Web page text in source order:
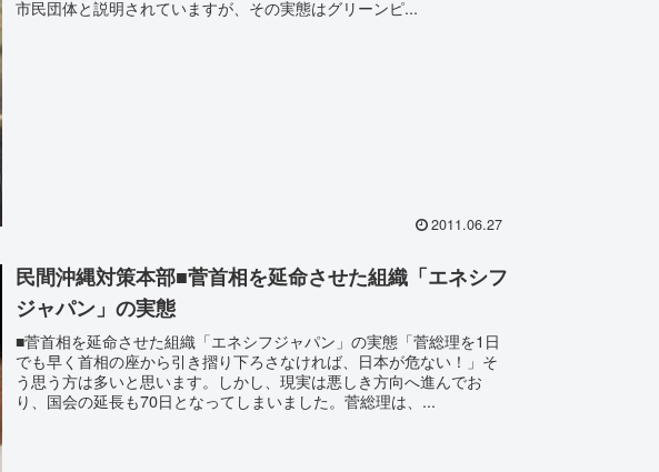
市民団体と説明されていますが、その実態はグリーンピ...
2011.06.27
民間沖縄対策本部■菅首相を延命させた組織「エネシフ
ジャパン」の実態
■菅首相を延命させた組織「エネシフジャパン」の実態「菅総理を1日
でも早く首相の座から引き摺り下ろさなければ、日本が危ない！」そ
う思う方は多いと思います。しかし、現実は悪しき方向へ進んでお
り、国会の延長も70日となってしまいました。菅総理は、...